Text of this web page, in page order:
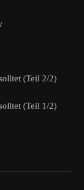
(Teil 2/2)
(Teil 1/2)